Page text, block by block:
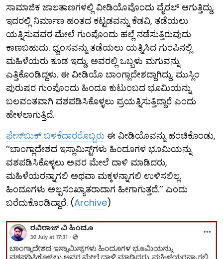
ಸಾಮಾಜಿಕ ಜಾಲತಾಣಗಳಲ್ಲಿ ವೀಡಿಯೊವೊಂದು ವೈರಲ್ ಆಗುತ್ತಿದ್ದು,
ಇದರಲ್ಲಿ ನಿರ್ಮಾಣ ಹಂತದ ಕಟ್ಟಡವನ್ನು ಕೆಡವಿ, ತಡೆಯಲು
ಯತ್ನಿಸುವವರ ಮೇಲೆ ಗುಂಪೊಂದು ಹಲ್ಲೆ ನಡೆಸುತ್ತಿರುವುದು
ಕಾಣಬಹುದು. ಧ್ವಂಸವನ್ನು ತಡೆಯಲು ಯತ್ನಿಸಿದ ಗುಂಪಿನಲ್ಲಿ
ಮಹಿಳೆಯರು ಕೂಡ ಇದ್ದು, ಅವರಲ್ಲಿ ಒಬ್ಬಳು ಮಗುವನ್ನು
ಎತ್ತಿಕೊಂಡಿದ್ದಳು. ಈ ವೀಡಿಯೊ ಬಾಂಗ್ಲಾದೇಶದ್ದಾಗಿದ್ದು, ಮುಸ್ಲಿಂ
ಪುರುಷರ ಗುಂಪೊಂದು ಹಿಂದೂ ಕುಟುಂಬದ ಭೂಮಿಯನ್ನು
ಬಲವಂತವಾಗಿ ವಶಪಡಿಸಿಕೊಳ್ಳಲು ಪ್ರಯತ್ನಿಸುತ್ತಿದ್ದಾರೆ ಎಂದು
ಹೇಳಲಾಗುತ್ತಿದೆ.
ಫೇಸ್​ಬುಕ್ ಬಳಕೆದಾರರೊಬ್ಬರು ಈ ವೀಡಿಯೊವನ್ನು ಹಂಚಿಕೊಂಡು,
‘‘ಬಾಂಗ್ಲಾದೇಶದ ಇಸ್ಲಾಮಿಸ್ಟ್‌ಗಳು ಹಿಂದೂಗಳ ಭೂಮಿಯನ್ನು
ವಶಪಡಿಸಿಕೊಳ್ಳಲು ಅವರ ಮೇಲೆ ದಾಳಿ ಮಾಡಿದರು,
ಮಹಿಳೆಯರನ್ನಾಗಲಿ ಅಥವಾ ಮಕ್ಕಳನ್ನಾಗಲಿ ಉಳಿಸಲಿಲ್ಲ.
ಹಿಂದೂಗಳು ಅಲ್ಪಸಂಖ್ಯಾತರಾದಾಗ ಹೀಗಾಗುತ್ತದೆ.’’ ಎಂದು
ಬರೆದುಕೊಂಡಿದ್ದಾರೆ. (Archive)